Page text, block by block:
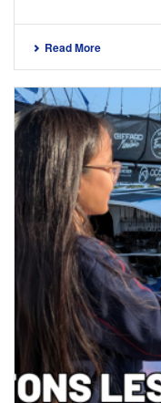
Read More